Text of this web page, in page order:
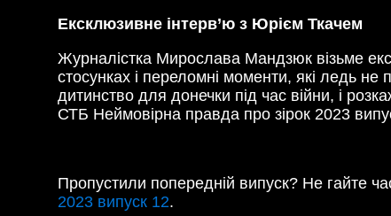
Ексклюзивне інтерв’ю з Юрієм Ткачем
Журналістка Мирослава Мандзюк візьме
стосунках і переломні моменти, які ледь
дитинство для донечки під час війни, і
СТБ Неймовірна правда про зірок 2023
Пропустили попередній випуск? Не гайте
2023 випуск 12.